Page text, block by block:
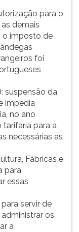
para o
demais
o imposto de
foi
suspensão da
impedia
no ano
para a
necessárias as
Fábricas e
para
essas
servir de
os
a